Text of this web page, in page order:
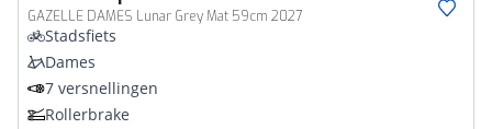
GAZELLE DAMES Lunar Grey Mat 59cm 2027
Stadsfiets
Dames
7 versnellingen
Rollerbrake